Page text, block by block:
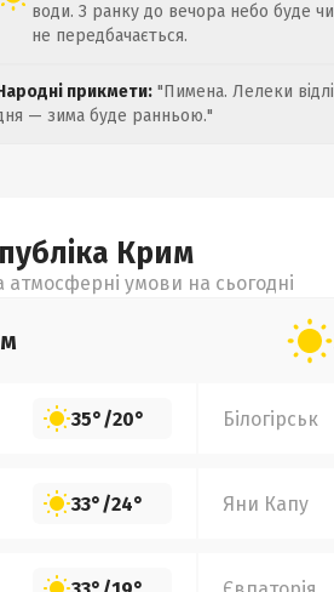
води. З ранку до вечора небо буде
не передбачається.
прикмети: "Пимена. Лелеки
— зима буде ранньою."
Крим
умови на сьогодні
35°/20° Білогірськ
33°/24° Яни Капу